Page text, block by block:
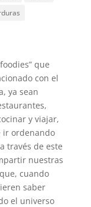
que
con el
ya sean
y viajar,
ir ordenando
través de este
nuestras
cuando
saber
el universo